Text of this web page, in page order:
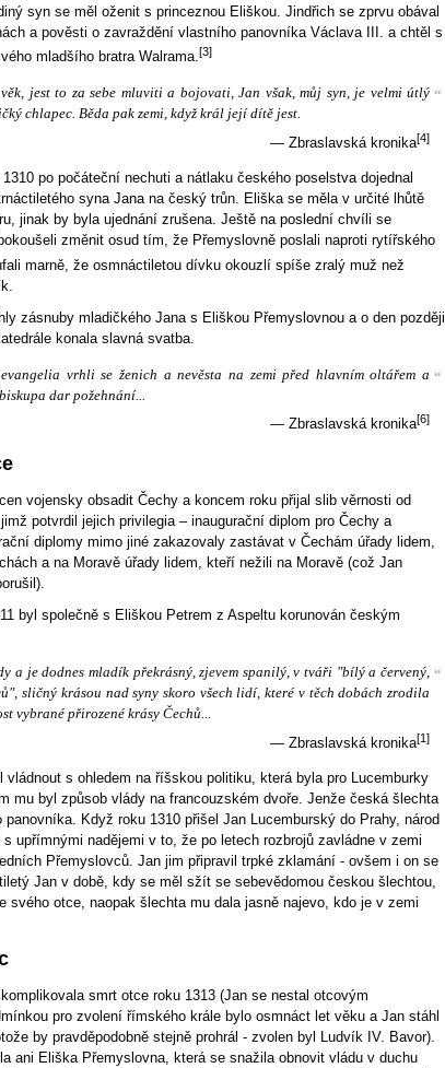
syn se měl oženit s princeznou Eliškou. Jindřich se zprvu obával
a pověsti o zavraždění vlastního panovníka Václava III. a chtěl s
mladšího bratra Walrama.[3]
jest to za sebe mluviti a bojovati, Jan však, můj syn, je velmi útlý
chlapec. Běda pak zemi, když král její dítě jest.
“
— Zbraslavská kronika[4]
po počáteční nechuti a nátlaku českého poselstva dojednal
syna Jana na český trůn. Eliška se měla v určité lhůtě
jinak by byla ujednání zrušena. Ještě na poslední chvíli se
změnit osud tím, že Přemyslovně poslali naproti rytířského
marně, že osmnáctiletou dívku okouzlí spíše zralý muž než
zásnuby mladičkého Jana s Eliškou Přemyslovnou a o den později
konala slavná svatba.
evangelia vrhli se ženich a nevěsta na zemi před hlavním oltářem a
dar požehnání...
“
— Zbraslavská kronika[6]
vojensky obsadit Čechy a koncem roku přijal slib věrnosti od
potvrdil jejich privilegia – inaugurační diplom pro Čechy a
diplomy mimo jiné zakazovaly zastávat v Čechám úřady lidem,
a na Moravě úřady lidem, kteří nežili na Moravě (což Jan
byl společně s Eliškou Petrem z Aspeltu korunován českým
a je dodnes mladík překrásný, zjevem spanilý, v tváři "bílý a červený,
sličný krásou nad syny skoro všech lidí, které v těch dobách zrodila
vybrané přirozené krásy Čechů...
“
— Zbraslavská kronika[1]
vládnout s ohledem na říšskou politiku, která byla pro Lucemburky
mu byl způsob vlády na francouzském dvoře. Jenže česká šlechta
panovníka. Když roku 1310 přišel Jan Lucemburský do Prahy, národ
upřímnými nadějemi v to, že po letech rozbrojů zavládne v zemi
Přemyslovců. Jan jim připravil trpké zklamání - ovšem i on se
Jan v době, kdy se měl sžít se sebevědomou českou šlechtou,
svého otce, naopak šlechta mu dala jasně najevo, kdo je v zemi
smrt otce roku 1313 (Jan se nestal otcovým
pro zvolení římského krále bylo osmnáct let věku a Jan stáhl
by pravděpodobně stejně prohrál - zvolen byl Ludvík IV. Bavor).
ani Eliška Přemyslovna, která se snažila obnovit vládu v duchu